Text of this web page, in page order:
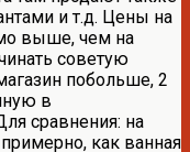
и т.д. Цены на
выше, чем на
советую
побольше, 2
в
сравнения: на
как ванная